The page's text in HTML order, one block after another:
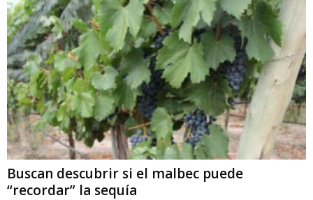
Buscan descubrir si el malbec puede
“recordar” la sequía